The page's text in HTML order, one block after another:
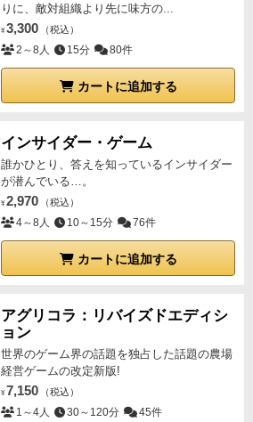
りに、敵対組織より先に味方の...
¥ 3,300 （税込）
2～8人 15分 80件
カートに追加する
インサイダー・ゲーム
誰かひとり、答えを知っているインサイダー
が潜んでいる…。
¥ 2,970 （税込）
4～8人 10～15分 76件
カートに追加する
アグリコラ：リバイズドエディシ
ョン
世界のゲーム界の話題を独占した話題の農場
経営ゲームの改定新版!
¥ 7,150 （税込）
1～4人 30～120分 45件